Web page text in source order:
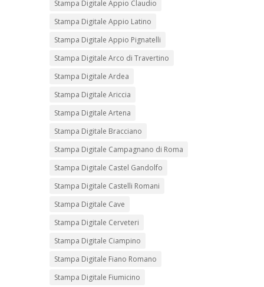
Stampa Digitale Appio Claudio
Stampa Digitale Appio Latino
Stampa Digitale Appio Pignatelli
Stampa Digitale Arco di Travertino
Stampa Digitale Ardea
Stampa Digitale Ariccia
Stampa Digitale Artena
Stampa Digitale Bracciano
Stampa Digitale Campagnano di Roma
Stampa Digitale Castel Gandolfo
Stampa Digitale Castelli Romani
Stampa Digitale Cave
Stampa Digitale Cerveteri
Stampa Digitale Ciampino
Stampa Digitale Fiano Romano
Stampa Digitale Fiumicino